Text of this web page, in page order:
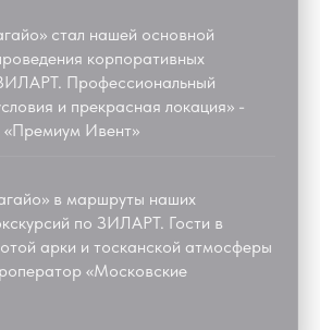
стал нашей основной
корпоративных
Профессиональный
и прекрасная локация» -
«Премиум Ивент»
в маршруты наших
по ЗИЛАРТ. Гости в
арки и тосканской атмосферы
«Московские